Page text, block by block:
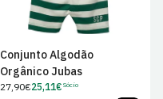
Conjunto Algodão
Orgânico Jubas
Preço
27,90€Preço
25,11€ Sócio